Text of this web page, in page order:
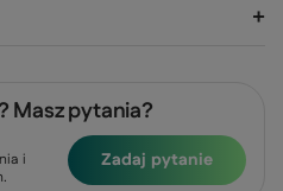
Masz pytania?
i
Zadaj pytanie